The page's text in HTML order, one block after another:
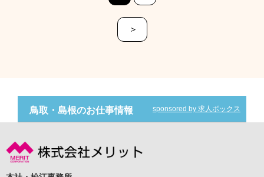
＞
鳥取・島根のお仕事情報 sponsored by 求人ボックス